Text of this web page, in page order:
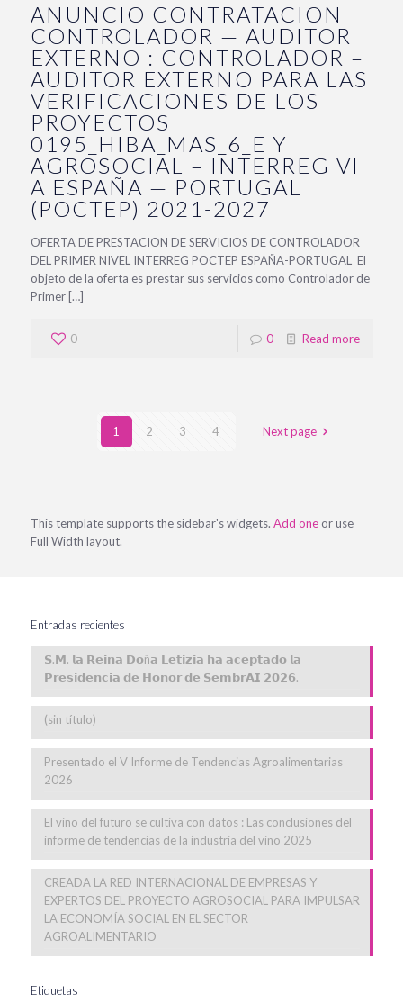
ANUNCIO CONTRATACION
CONTROLADOR — AUDITOR
EXTERNO : CONTROLADOR –
AUDITOR EXTERNO PARA LAS
VERIFICACIONES DE LOS
PROYECTOS
0195_HIBA_MAS_6_E Y
AGROSOCIAL – INTERREG VI
A ESPAÑA — PORTUGAL
(POCTEP) 2021-2027
OFERTA DE PRESTACION DE SERVICIOS DE CONTROLADOR
DEL PRIMER NIVEL INTERREG POCTEP ESPAÑA-PORTUGAL El
objeto de la oferta es prestar sus servicios como Controlador de
Primer […]
0 0 Read more
1 2 3 4 Next page
This template supports the sidebar's widgets. Add oneor use
Full Width layout.
Entradas recientes
𝗦.𝗠. 𝗹𝗮 𝗥𝗲𝗶𝗻𝗮 𝗗𝗼ñ𝗮 𝗟𝗲𝘁𝗶𝘇𝗶𝗮 𝗵𝗮 𝗮𝗰𝗲𝗽𝘁𝗮𝗱𝗼 𝗹𝗮
𝗣𝗿𝗲𝘀𝗶𝗱𝗲𝗻𝗰𝗶𝗮 𝗱𝗲 𝗛𝗼𝗻𝗼𝗿 𝗱𝗲 𝗦𝗲𝗺𝗯𝗿𝗔𝗜 𝟮𝟬𝟮𝟲.
(sin título)
Presentado el V Informe de Tendencias Agroalimentarias
2026
El vino del futuro se cultiva con datos : Las conclusiones del
informe de tendencias de la industria del vino 2025
CREADA LA RED INTERNACIONAL DE EMPRESAS Y
EXPERTOS DEL PROYECTO AGROSOCIAL PARA IMPULSAR
LA ECONOMÍA SOCIAL EN EL SECTOR
AGROALIMENTARIO
Etiquetas